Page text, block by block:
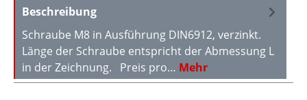
Beschreibung
Schraube M8 in Ausführung DIN6912, verzinkt.
Länge der Schraube entspricht der Abmessung L
in der Zeichnung. Preis pro… Mehr